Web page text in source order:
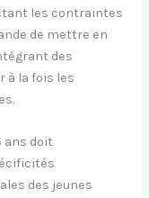
les contraintes
de mettre en
des
à la fois les
ans doit
des jeunes